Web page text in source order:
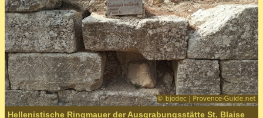
Hellenistische Ringmauer der Ausgrabungsstätte St. Blaise